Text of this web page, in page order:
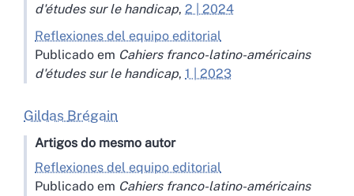
d'études sur le handicap, 2 | 2024
Reflexiones del equipo editorial
Publicado em Cahiers franco-latino-américains
d'études sur le handicap, 1 | 2023
Gildas Brégain
Artigos do mesmo autor
Reflexiones del equipo editorial
Publicado em Cahiers franco-latino-américains